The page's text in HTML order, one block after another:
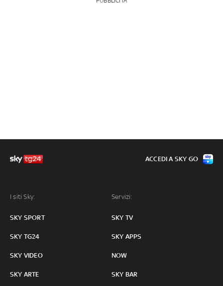
I siti Sky:
SKY SPORT
SKY TG24
SKY VIDEO
SKY ARTE
Servizi:
SKY TV
SKY APPS
NOW
SKY BAR
ACCEDI A SKY GO